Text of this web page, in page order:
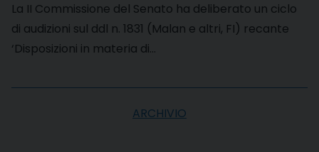
La II Commissione del Senato ha deliberato un ciclo
di audizioni sul ddl n. 1831 (Malan e altri, FI) recante
‘Disposizioni in materia di…
ARCHIVIO